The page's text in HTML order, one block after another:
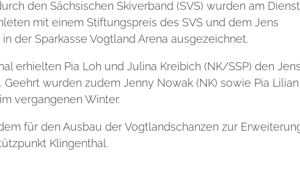
den Sächsischen Skiverband (SVS) wurden am
mit einem Stiftungspreis des SVS und dem Jens
der Sparkasse Vogtland Arena ausgezeichnet.
erhielten Pia Loh und Julina Kreibich (NK/SSP) den
wurden zudem Jenny Nowak (NK) sowie Pia Lilian
vergangenen Winter.
für den Ausbau der Vogtlandschanzen zur
Klingenthal.